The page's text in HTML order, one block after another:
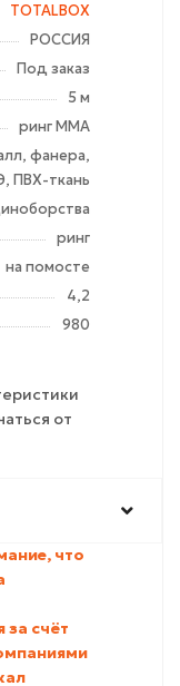
TOTALBOX
РОССИЯ
Под заказ
5 м
ринг ММА
фанера,
ПВХ-ткань
ринг
на помосте
4,2
980
от
что
за счёт